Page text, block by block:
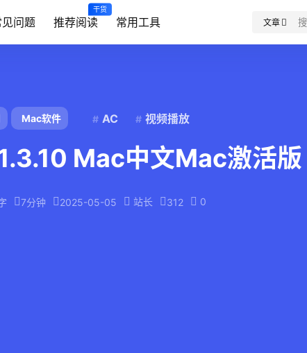
见问题 推荐阅读
干货
常用工具 文章
Mac软件 AC 视频播放
Mac中文Mac激活版
7分钟 2025-05-05 站长 312 0